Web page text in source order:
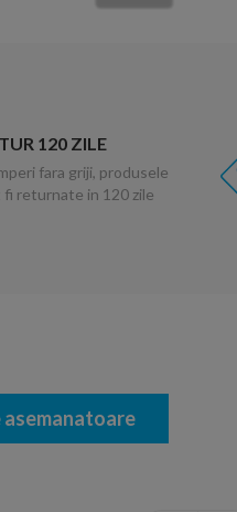
120 ZILE
fara griji, produsele
fi returnate in 120 zile
asemanatoare